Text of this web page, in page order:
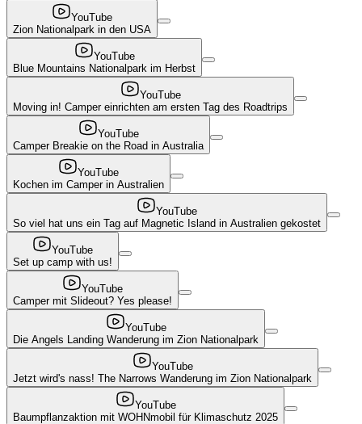
YouTube
Zion Nationalpark in den USA
YouTube
Blue Mountains Nationalpark im Herbst
YouTube
Moving in! Camper einrichten am ersten Tag des Roadtrips
YouTube
Camper Breakie on the Road in Australia
YouTube
Kochen im Camper in Australien
YouTube
So viel hat uns ein Tag auf Magnetic Island in Australien gekostet
YouTube
Set up camp with us!
YouTube
Camper mit Slideout? Yes please!
YouTube
Die Angels Landing Wanderung im Zion Nationalpark
YouTube
Jetzt wird's nass! The Narrows Wanderung im Zion Nationalpark
YouTube
Baumpflanzaktion mit WOHNmobil für Klimaschutz 2025